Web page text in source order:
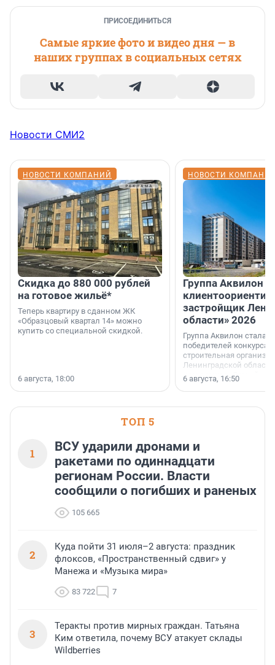
ПРИСОЕДИНИТЬСЯ
Самые яркие фото и видео дня — в
наших группах в социальных сетях
Новости СМИ2
НОВОСТИ КОМПАНИЙ
Скидка до 880 000 рублей
на готовое жильё*
Теперь квартиру в сданном ЖК
«Образцовый квартал 14» можно
купить со специальной скидкой.
6 августа, 18:00
НОВОСТИ
Группа Аквилон
застройщик
области» 2026
Группа Аквилон стала
победителей конкурса
строительная
Ленинградской области
номинации «Самый
застройщик
области».
6 августа, 16:50
ТОП 5
1
ВСУ ударили дронами и
ракетами по одиннадцати
регионам России. Власти
сообщили о погибших и раненых
105 665
2
Куда пойти 31 июля–2 августа: праздник
флоксов, «Пространственный сдвиг» у
Манежа и «Музыка мира»
83 722 7
3
Теракты против мирных граждан. Татьяна
Ким ответила, почему ВСУ атакует склады
Wildberries